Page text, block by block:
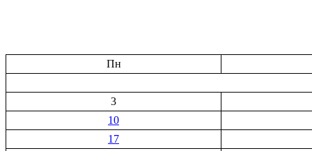
Пн
3
10
17